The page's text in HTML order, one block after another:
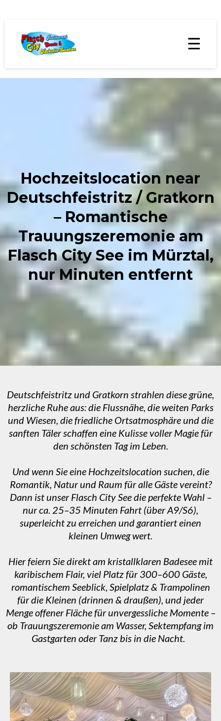
☰
Hochzeitslocation near
Deutschfeistritz / Gratkorn
– Romantische
Trauungszeremonie am
Flasch City See im Mürztal,
nur Minuten entfernt
Deutschfeistritz und Gratkorn strahlen diese grüne,
herzliche Ruhe aus: die Flussnähe, die weiten Parks
und Wiesen, die friedliche Ortsatmosphäre und die
sanften Täler schaffen eine Kulisse voller Magie für
den schönsten Tag im Leben.
Und wenn Sie eine Hochzeitslocation suchen, die
Romantik, Natur und Raum für alle Gäste vereint?
Dann ist unser Flasch City See die perfekte Wahl –
nur ca. 25–35 Minuten Fahrt (über A9/S6),
superleicht zu erreichen und garantiert einen
kleinen Umweg wert.
Hier feiern Sie direkt am kristallklaren Badesee mit
karibischem Flair, viel Platz für 300–600 Gäste,
romantischem Seeblick, Spielplatz & Trampolinen
für die Kleinen (drinnen & draußen), und jeder
Menge offener Fläche für unvergessliche Momente –
ob Trauungszeremonie am Wasser, Sektempfang im
Gastgarten oder Tanz bis in die Nacht.